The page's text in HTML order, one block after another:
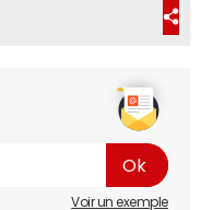
Voir un exemple